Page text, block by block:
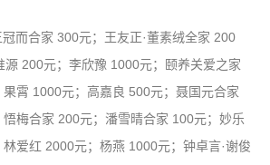
冠而合家 300元；王友正·董素绒全家 200
200元；李欣豫 1000元；颐养关爱之家
霄 1000元；高嘉良 500元；聂国元合家
梅合家 200元；潘雪晴合家 100元；妙乐
爱红 2000元；杨燕 1000元；钟卓言·谢俊